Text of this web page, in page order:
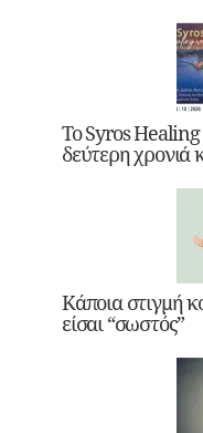
Το Syros
δεύτερη χρονιά
Κάποια στιγμή
είσαι “σωστός”